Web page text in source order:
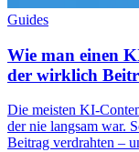
Guides
Wie man einen
der wirklich
Die meisten KI-
der nie langsam war.
Beitrag verdrahten –